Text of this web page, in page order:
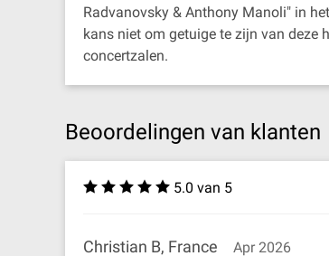
Radvanovsky & Anthony Manoli" in
kans niet om getuige te zijn van deze
concertzalen.
Beoordelingen van klanten
5.0 van 5
Christian B, France
Apr 2026